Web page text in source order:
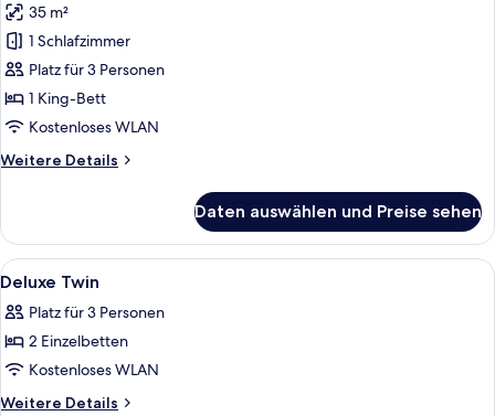
für
Executive-
Zimmer,
1 King-
Bett
35 m²
1 Schlafzimmer
Platz für 3 Personen
1 King-Bett
Kostenloses WLAN
Weitere Details
Weitere
Zimmer,
1 King-
Bett
Daten auswählen und Preise sehen
Alle
Fotos
für
Deluxe
Twin
anzeigen
Ein Hotelzimmer mit einem großen
6
Deluxe Twin
Platz für 3 Personen
2 Einzelbetten
Kostenloses WLAN
Weitere Details
Weitere